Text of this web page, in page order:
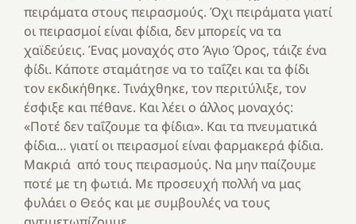
πειράματα στους πειρασμούς. Όχι πειράματα γιατί
οι πειρασμοί είναι φίδια, δεν μπορείς να τα
χαϊδεύεις. Ένας μοναχός στο Άγιο Όρος, τάιζε ένα
φίδι. Κάποτε σταμάτησε να το ταΐζει και τα φίδι
τον εκδικήθηκε. Τινάχθηκε, τον περιτύλιξε, τον
έσφιξε και πέθανε. Και λέει ο άλλος μοναχός:
«Ποτέ δεν ταΐζουμε τα φίδια». Και τα πνευματικά
φίδια… γιατί οι πειρασμοί είναι φαρμακερά φίδια.
Μακριά από τους πειρασμούς. Να μην παίζουμε
ποτέ με τη φωτιά. Με προσευχή πολλή να μας
φυλάει ο Θεός και με συμβουλές να τους